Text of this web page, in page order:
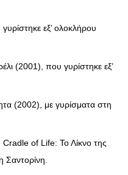
εξ’ ολοκλήρου
(2001), που γυρίστηκε εξ’
(2002), με γυρίσματα στη
of Life: Το Λίκνο της